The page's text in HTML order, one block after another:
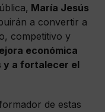
María Jesús
a convertir a
competitivo y
económica
y a fortalecer el
de estas